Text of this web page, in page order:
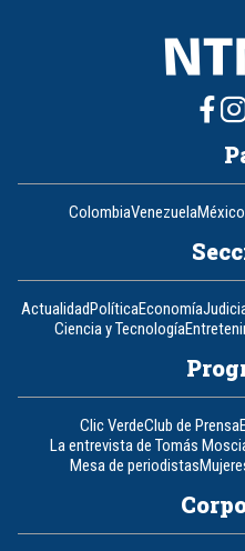
ColombiaVenezuelaMéxico
ActualidadPolíticaEconomía
Ciencia y Tecnología
Clic VerdeClub de Prensa
La entrevista de Tomás
Mesa de periodistas